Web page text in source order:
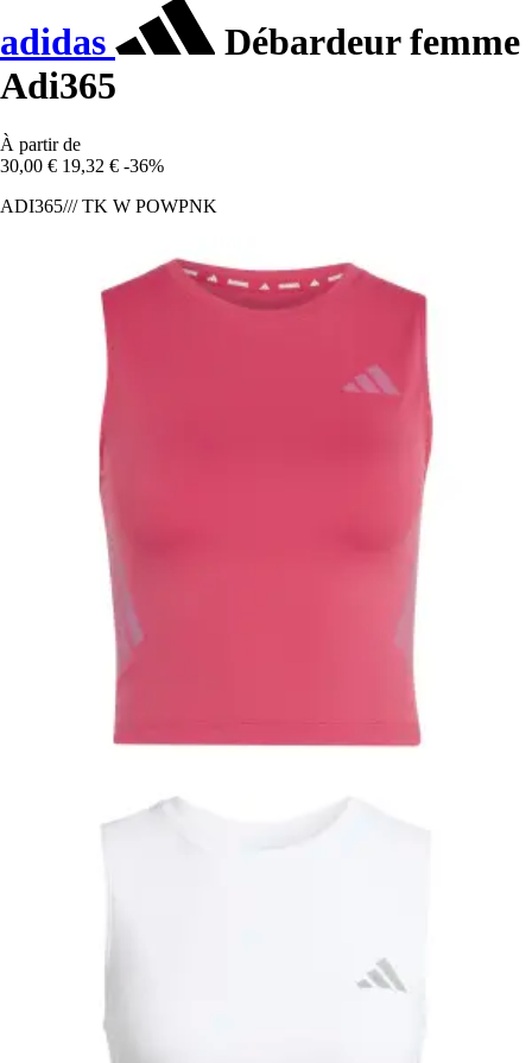
adidas
Débardeur femme
Adi365
À partir de
30,00 € 19,32 € -36%
ADI365/// TK W POWPNK